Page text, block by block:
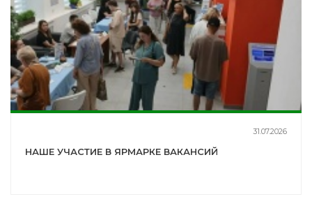
31.07.2026
НАШЕ УЧАСТИЕ В ЯРМАРКЕ ВАКАНСИЙ